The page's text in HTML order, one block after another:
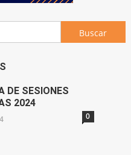
Buscar:
DE SESIONES
2024
0